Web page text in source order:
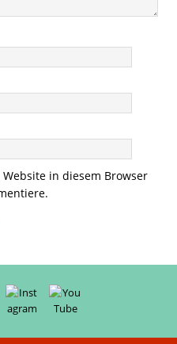
in diesem Browser